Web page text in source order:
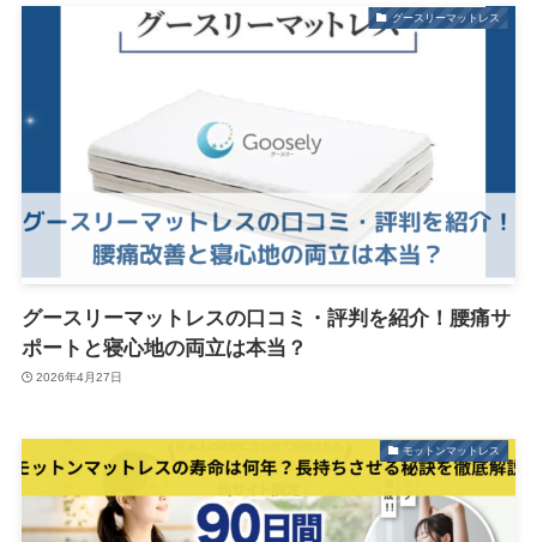
グースリーマットレス
グースリーマットレスの口コミ・評判を紹介！腰痛サ
ポートと寝心地の両立は本当？
2026年4月27日
モットンマットレス